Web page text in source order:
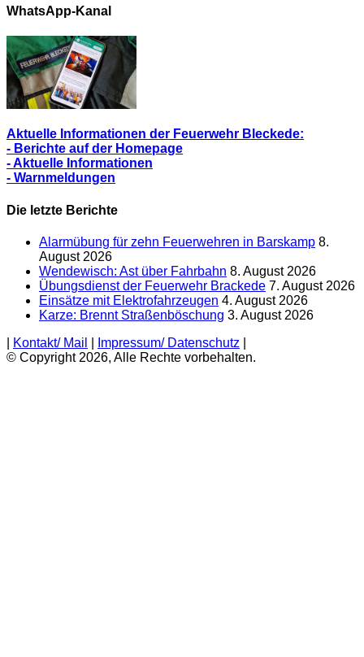
Berichte
WhatsApp-Kanal
Aktuelle Informationen der Feuerwehr Bleckede:
- Berichte auf der Homepage
- Aktuelle Informationen
- Warnmeldungen
Die letzte Berichte
Alarmübung für zehn Feuerwehren in Barskamp 8.
August 2026
Wendewisch: Ast über Fahrbahn 8. August 2026
Übungsdienst der Feuerwehr Brackede 7. August 2026
Einsätze mit Elektrofahrzeugen 4. August 2026
Karze: Brennt Straßenböschung 3. August 2026
Kontakt/ Mail Impressum/ Datenschutz
© Copyright 2026, Alle Rechte vorbehalten.